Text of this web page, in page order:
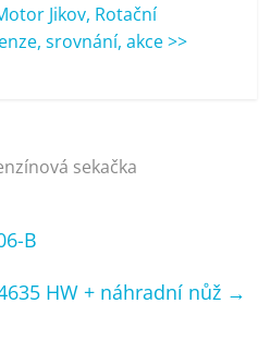
Jikov, Rotační
srovnání, akce >>
sekačka
B
HW + náhradní nůž →